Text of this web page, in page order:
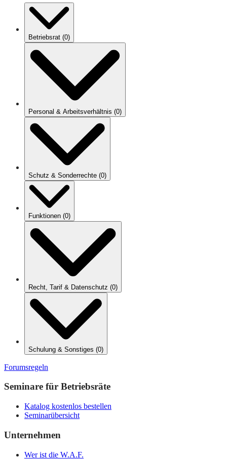
Betriebsrat (0)
Personal & Arbeitsverhältnis (0)
Schutz & Sonderrechte (0)
Funktionen (0)
Recht, Tarif & Datenschutz (0)
Schulung & Sonstiges (0)
Forumsregeln
Seminare für Betriebsräte
Katalog kostenlos bestellen
Seminarübersicht
Unternehmen
Wer ist die W.A.F.